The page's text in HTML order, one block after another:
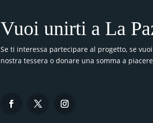
Vuoi unirti a La
Se ti interessa partecipare al progetto, se
nostra tessera o donare una somma a